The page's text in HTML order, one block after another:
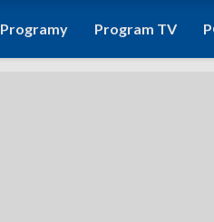
Programy Program TV